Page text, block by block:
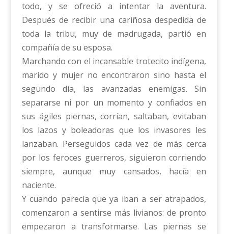
todo, y se ofreció a intentar la aventura.
Después de recibir una cariñosa despedida de
toda la tribu, muy de madrugada, partió en
compañía de su esposa.
Marchando con el incansable trotecito indígena,
marido y mujer no encontraron sino hasta el
segundo día, las avanzadas enemigas. Sin
separarse ni por un momento y confiados en
sus ágiles piernas, corrían, saltaban, evitaban
los lazos y boleadoras que los invasores les
lanzaban. Perseguidos cada vez de más cerca
por los feroces guerreros, siguieron corriendo
siempre, aunque muy cansados, hacía en
naciente.
Y cuando parecía que ya iban a ser atrapados,
comenzaron a sentirse más livianos: de pronto
empezaron a transformarse. Las piernas se